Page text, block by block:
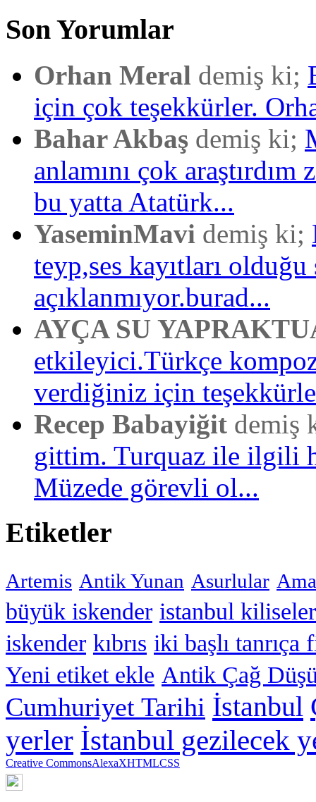
Son Yorumlar
Orhan Meral demiş ki;
için çok teşekkürler.
Bahar Akbaş demiş ki;
anlamını çok araştırdım
bu yatta Atatürk...
YaseminMavi demiş ki;
teyp,ses kayıtları
açıklanmıyor.burad...
AYÇA SU
etkileyici.Türkçe
verdiğiniz için
Recep Babayiğit demiş
gittim. Turquaz ile ilgili
Müzede görevli ol...
Etiketler
Artemis Antik Yunan Asurlular
büyük iskender istanbul
iskender kıbrıs iki başlı tanrıça
Yeni etiket ekle Antik Çağ
Cumhuriyet Tarihi İstanbul
yerler İstanbul gezilecek
Creative CommonsAlexaXHTMLCSS